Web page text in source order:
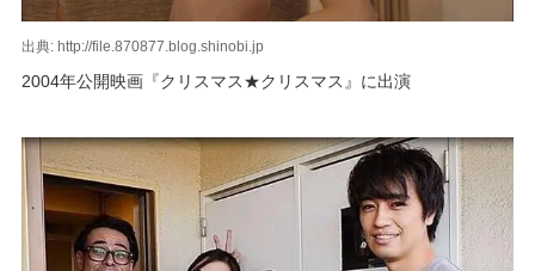
出典: http://file.870877.blog.shinobi.jp
2004年公開映画『クリスマス★クリスマス』に出演